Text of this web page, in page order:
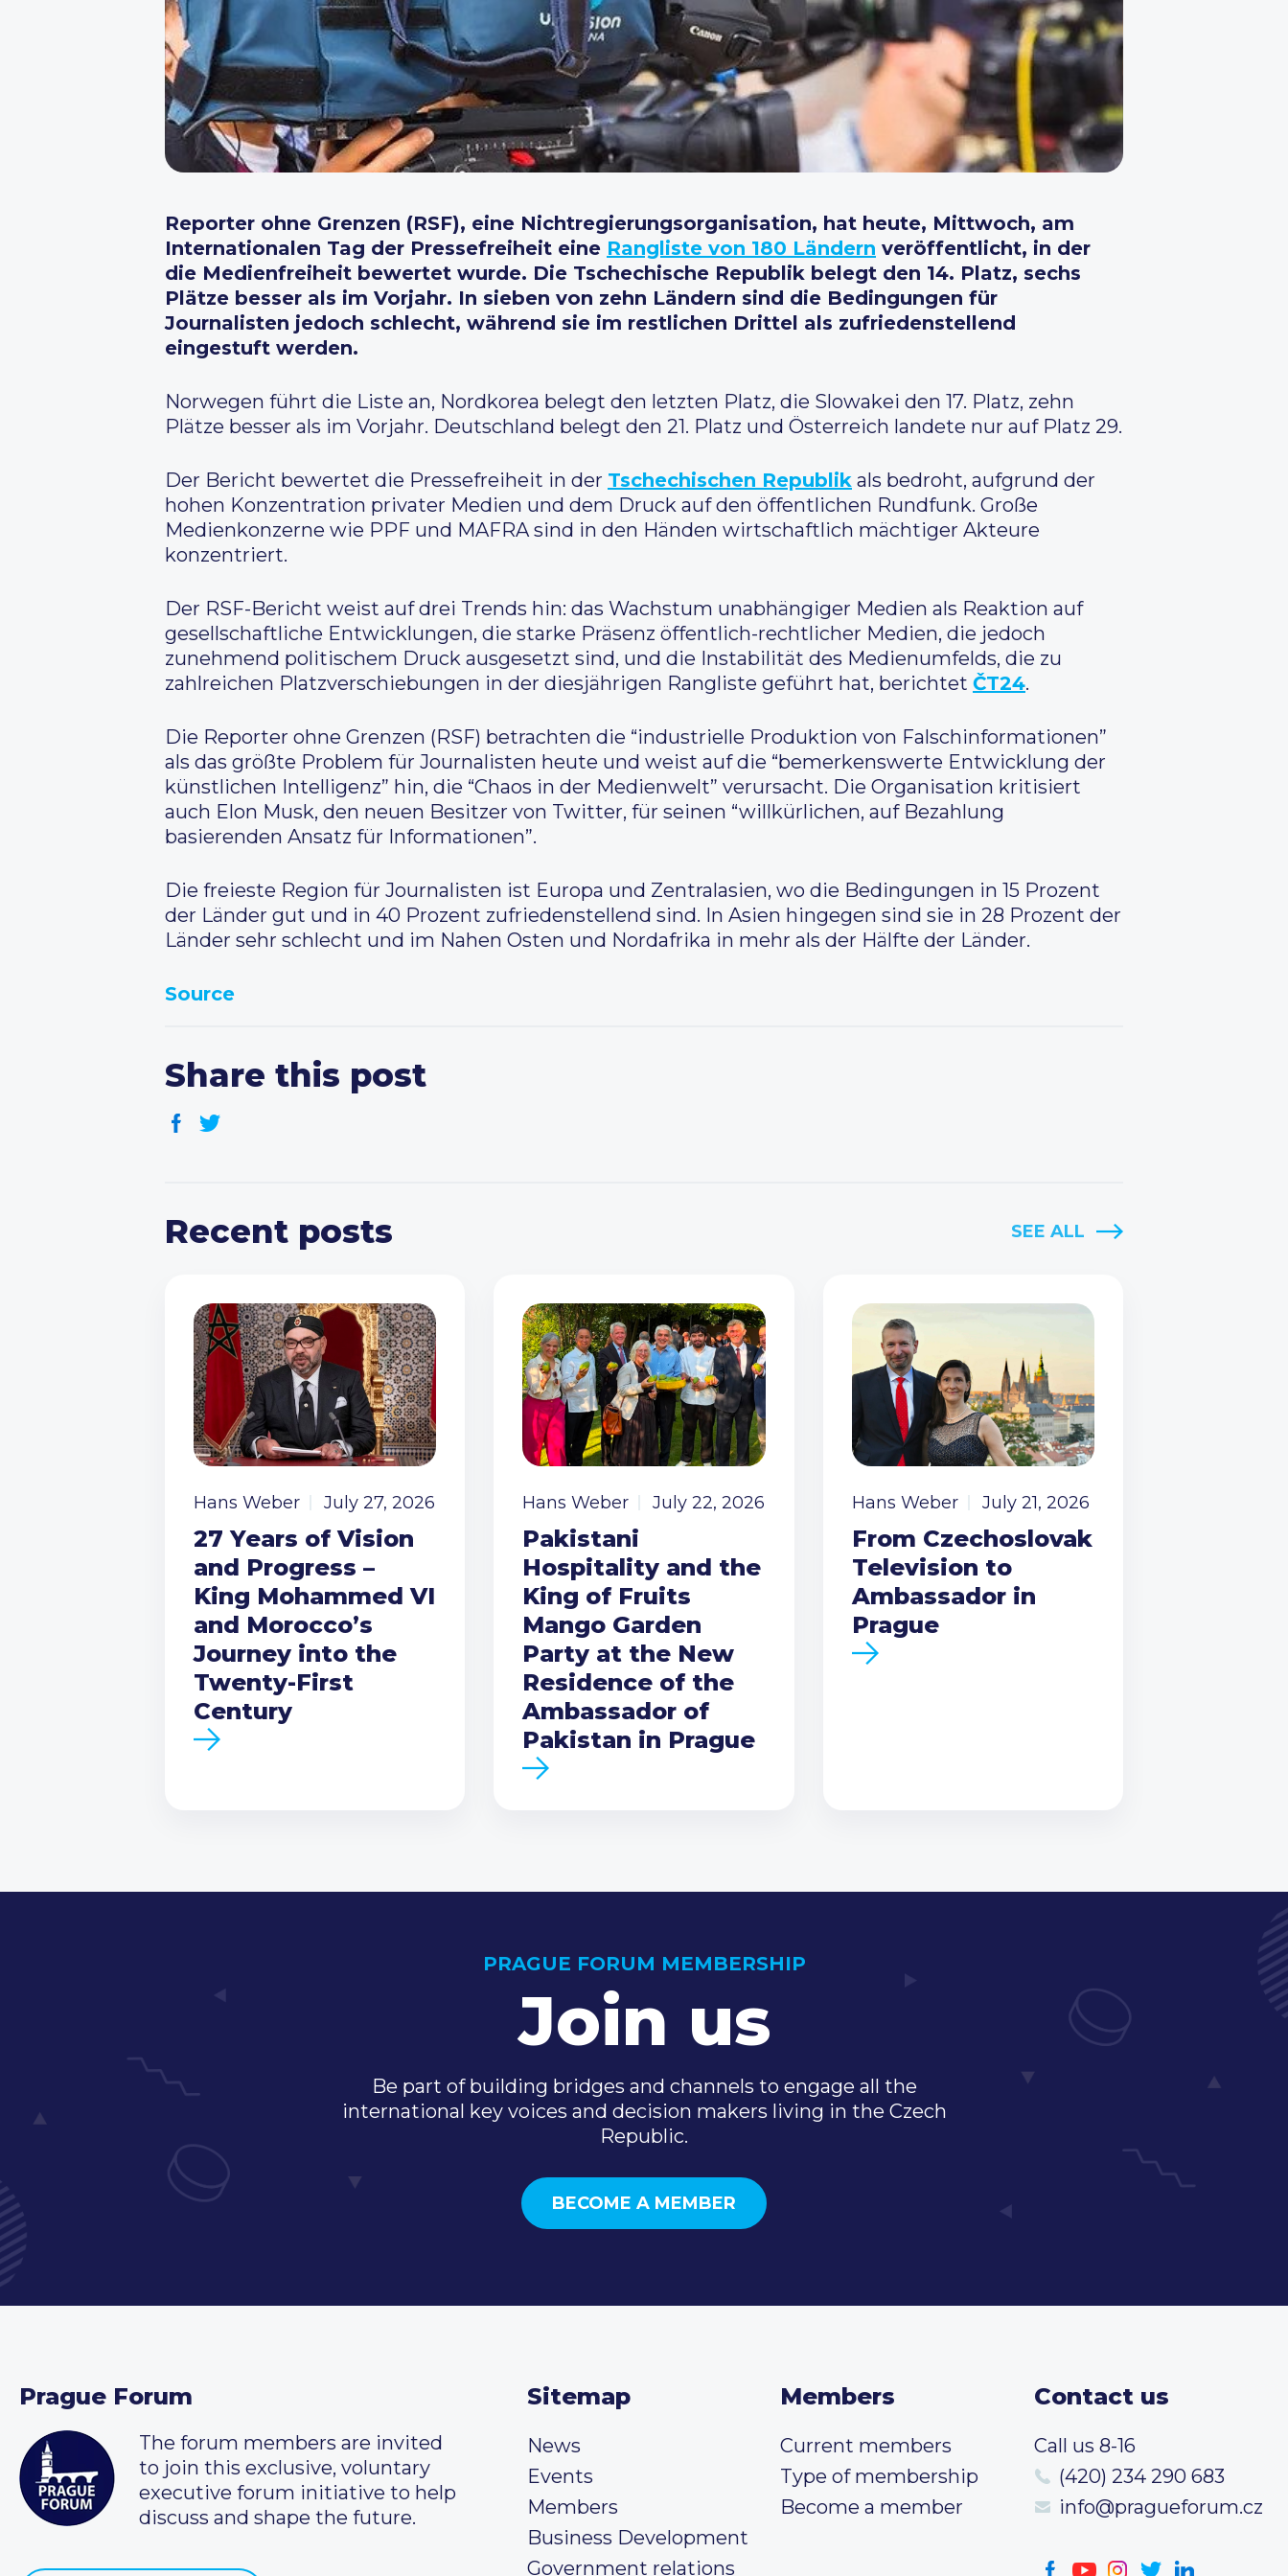
Reporter ohne Grenzen (RSF), eine Nichtregierungsorganisation, hat heute, Mittwoch, am
Internationalen Tag der Pressefreiheit eine Rangliste von 180 Ländern veröffentlicht, in der
die Medienfreiheit bewertet wurde. Die Tschechische Republik belegt den 14. Platz, sechs
Plätze besser als im Vorjahr. In sieben von zehn Ländern sind die Bedingungen für
Journalisten jedoch schlecht, während sie im restlichen Drittel als zufriedenstellend
eingestuft werden.
Norwegen führt die Liste an, Nordkorea belegt den letzten Platz, die Slowakei den 17. Platz, zehn
Plätze besser als im Vorjahr. Deutschland belegt den 21. Platz und Österreich landete nur auf Platz 29.
Der Bericht bewertet die Pressefreiheit in der Tschechischen Republik als bedroht, aufgrund der
hohen Konzentration privater Medien und dem Druck auf den öffentlichen Rundfunk. Große
Medienkonzerne wie PPF und MAFRA sind in den Händen wirtschaftlich mächtiger Akteure
konzentriert.
Der RSF-Bericht weist auf drei Trends hin: das Wachstum unabhängiger Medien als Reaktion auf
gesellschaftliche Entwicklungen, die starke Präsenz öffentlich-rechtlicher Medien, die jedoch
zunehmend politischem Druck ausgesetzt sind, und die Instabilität des Medienumfelds, die zu
zahlreichen Platzverschiebungen in der diesjährigen Rangliste geführt hat, berichtet ČT24.
Die Reporter ohne Grenzen (RSF) betrachten die “industrielle Produktion von Falschinformationen”
als das größte Problem für Journalisten heute und weist auf die “bemerkenswerte Entwicklung der
künstlichen Intelligenz” hin, die “Chaos in der Medienwelt” verursacht. Die Organisation kritisiert
auch Elon Musk, den neuen Besitzer von Twitter, für seinen “willkürlichen, auf Bezahlung
basierenden Ansatz für Informationen”.
Die freieste Region für Journalisten ist Europa und Zentralasien, wo die Bedingungen in 15 Prozent
der Länder gut und in 40 Prozent zufriedenstellend sind. In Asien hingegen sind sie in 28 Prozent der
Länder sehr schlecht und im Nahen Osten und Nordafrika in mehr als der Hälfte der Länder.
Source
Share this post
Recent posts SEE ALL
Hans Weber July 27, 2026
27 Years of Vision
and Progress –
King Mohammed VI
and Morocco’s
Journey into the
Twenty-First
Century
Hans Weber July 22, 2026
Pakistani
Hospitality and the
King of Fruits
Mango Garden
Party at the New
Residence of the
Ambassador of
Pakistan in Prague
Hans Weber July 21, 2026
From Czechoslovak
Television to
Ambassador in
Prague
PRAGUE FORUM MEMBERSHIP
Join us
Be part of building bridges and channels to engage all the
international key voices and decision makers living in the Czech
Republic.
BECOME A MEMBER
Prague Forum
The forum members are invited
to join this exclusive, voluntary
executive forum initiative to help
discuss and shape the future.
Sitemap
News
Events
Members
Business Development
Government relations
Members
Current members
Type of membership
Become a member
Contact us
Call us 8-16
(420) 234 290 683
info@pragueforum.cz